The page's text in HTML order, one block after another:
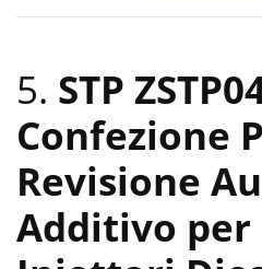
5. STP
Confezione
Revisione
Additivo per